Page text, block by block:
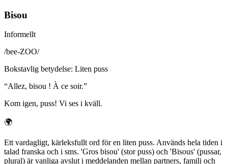
Bisou
Informellt
/bee-ZOO/
Bokstavlig betydelse: Liten puss
“Allez, bisou ! À ce soir.”
Kom igen, puss! Vi ses i kväll.
🌍
Ett vardagligt, kärleksfullt ord för en liten puss. Används hela tiden i
talad franska och i sms. 'Gros bisou' (stor puss) och 'Bisous' (pussar,
plural) är vanliga avslut i meddelanden mellan partners, familj och